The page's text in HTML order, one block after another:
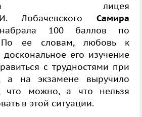
лицея
Лобачевского Самира
набрала 100 баллов по
По ее словам, любовь к
его изучение
с трудностями при
а на экзамене выручило
что можно, а что нельзя
в этой ситуации.